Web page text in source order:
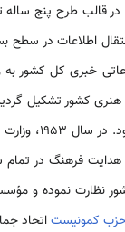
قالب طرح پنج
اطلاعات در سطح
خبری کل کشور به
کنندگان هنری کشور
کشور و سازمان
فرهنگ در
نظارت نموده و
کمونیستاتحاد